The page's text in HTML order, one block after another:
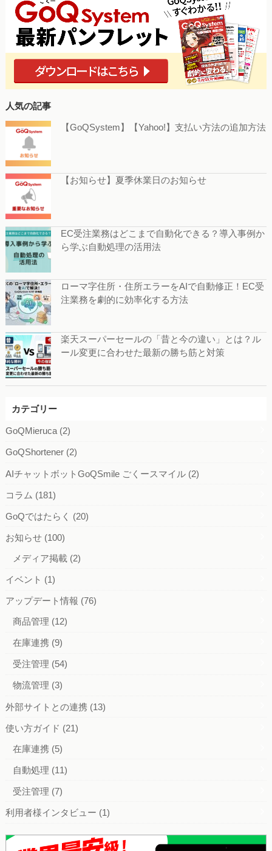
人気の記事
【GoQSystem】【Yahoo!】支払い方法の追加方法
【お知らせ】夏季休業日のお知らせ
EC受注業務はどこまで自動化できる？導入事例か
ら学ぶ自動処理の活用法
ローマ字住所・住所エラーをAIで自動修正！EC受
注業務を劇的に効率化する方法
楽天スーパーセールの「昔と今の違い」とは？ル
ール変更に合わせた最新の勝ち筋と対策
カテゴリー
GoQMieruca (2)
GoQShortener (2)
AIチャットボットGoQSmile ごくースマイル (2)
コラム (181)
GoQではたらく (20)
お知らせ (100)
メディア掲載 (2)
イベント (1)
アップデート情報 (76)
商品管理 (12)
在庫連携 (9)
受注管理 (54)
物流管理 (3)
外部サイトとの連携 (13)
使い方ガイド (21)
在庫連携 (5)
自動処理 (11)
受注管理 (7)
利用者様インタビュー (1)